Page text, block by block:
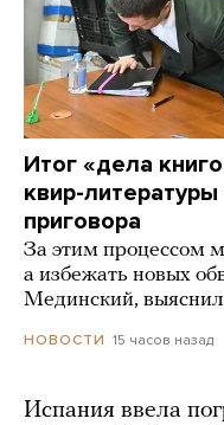
Итог «дела
квир-
приговора
За этим процессом
а избежать новых
Мединский,
НОВОСТИ 15 часов назад
Испания ввела